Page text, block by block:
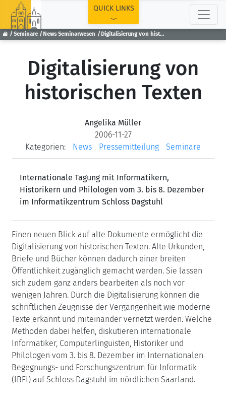
Seminare News Seminarwesen Digitalisierung von historischen Texten
QUICK LINKS
Digitalisierung von
historischen Texten
Angelika Müller
2006-11-27
Kategorien:
News Pressemitteilung Seminare
Internationale Tagung mit Informatikern,
Historikern und Philologen vom 3. bis 8. Dezember
im Informatikzentrum Schloss Dagstuhl
Einen neuen Blick auf alte Dokumente ermöglicht die
Digitalisierung von historischen Texten. Alte Urkunden,
Briefe und Bücher können dadurch einer breiten
Öffentlichkeit zugänglich gemacht werden. Sie lassen
sich zudem ganz anders bearbeiten als noch vor
wenigen Jahren. Durch die Digitalisierung können die
schriftlichen Zeugnisse der Vergangenheit wie moderne
Texte erkannt und miteinander vernetzt werden. Welche
Methoden dabei helfen, diskutieren internationale
Informatiker, Computerlinguisten, Historiker und
Philologen vom 3. bis 8. Dezember im Internationalen
Begegnungs- und Forschungszentrum für Informatik
(IBFI) auf Schloss Dagstuhl im nördlichen Saarland.